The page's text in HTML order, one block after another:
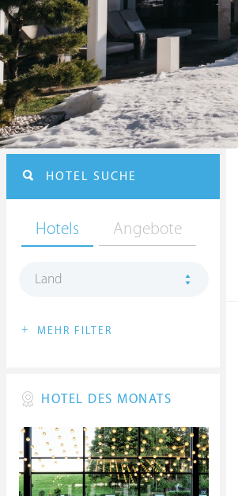
HOTEL SUCHE
Hotels Angebote
Land
+ MEHR FILTER
HOTEL DES MONATS